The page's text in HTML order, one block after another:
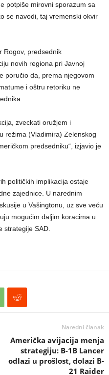
potpiše mirovni sporazum sa
se navodi, taj vremenski okvir
Rogov, predsednik
novih regiona pri Javnoj
poručio da, prema njegovom
i oštru retoriku ne
zveckati oružjem i
režima (Vladimira) Zelenskog
predsedniku“, izjavio je
političkih implikacija ostaje
zajednice. U narednim
u Vašingtonu, uz sve veću
mogućim daljim koracima u
strategije SAD.
Naredni članak
Američka avijacija menja
strategiju: B-1B Lancer
odlazi u prošlost, dolazi B-
21 Raider